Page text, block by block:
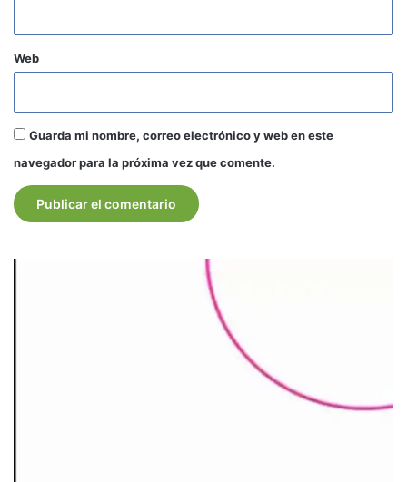
Web
Guarda mi nombre, correo electrónico y web en este
navegador para la próxima vez que comente.